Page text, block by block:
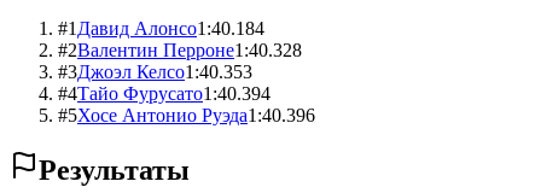
#1 Давид Алонсо1:40.184
#2Валентин Перроне1:40.328
#3Джоэл Келсо1:40.353
#4Тайо Фурусато1:40.394
#5Хосе Антонио Руэда1:40.396
Результаты